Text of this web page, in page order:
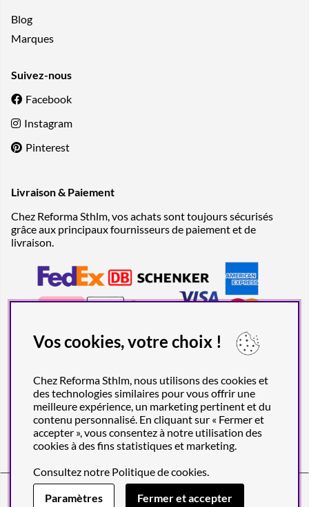
Blog
Marques
Suivez-nous
Facebook
Instagram
Pinterest
Livraison & Paiement
Chez Reforma Sthlm, vos achats sont toujours sécurisés
grâce aux principaux fournisseurs de paiement et de
livraison.
Reforma Sthlm AB (org. no. 556849-2606)
Engelbrektsgatan 29
(Note! Postal address only), SE-114 32
Vos cookies, votre choix !
Chez Reforma Sthlm, nous utilisons des cookies et
des technologies similaires pour vous offrir une
meilleure expérience, un marketing pertinent et du
contenu personnalisé. En cliquant sur « Fermer et
accepter », vous consentez à notre utilisation des
cookies à des fins statistiques et marketing.
Consultez notre Politique de cookies.
Paramètres
Fermer et accepter